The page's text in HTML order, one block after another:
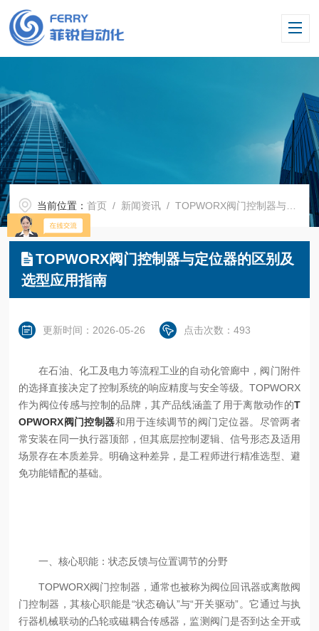
当前位置：首页 / 新闻资讯 / TOPWORX阀门控制器与定位器的区别及选型应用指南
TOPWORX阀门控制器与定位器的区别及
选型应用指南
更新时间：2026-05-26 点击次数：493
在石油、化工及电力等流程工业的自动化管廊中，阀门附件
的选择直接决定了控制系统的响应精度与安全等级。TOPWORX
作为阀位传感与控制的品牌，其产品线涵盖了用于离散动作的T
OPWORX阀门控制器和用于连续调节的阀门定位器。尽管两者
常安装在同一执行器顶部，但其底层控制逻辑、信号形态及适用
场景存在本质差异。明确这种差异，是工程师进行精准选型、避
免功能错配的基础。
一、核心职能：状态反馈与位置调节的分野
TOPWORX阀门控制器，通常也被称为阀位回讯器或离散阀
门控制器，其核心职能是“状态确认”与“开关驱动”。它通过与执
行器机械联动的凸轮或磁耦合传感器，监测阀门是否到达全开或